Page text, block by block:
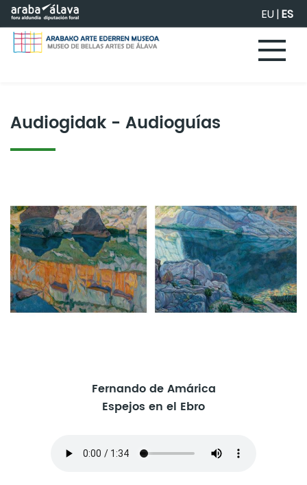
Saltar al contenido principal EU|ES
Audiogidak - Audioguías
Fernando de Amárica
Espejos en el Ebro